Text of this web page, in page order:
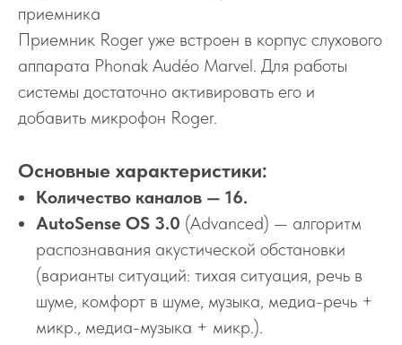
приемника
Приемник Roger уже встроен в корпус слухового
аппарата Phonak Audéo Marvel. Для работы
системы достаточно активировать его и
добавить микрофон Roger.
Основные характеристики:
Количество каналов — 16.
AutoSense OS 3.0 (Advanced) — алгоритм
распознавания акустической обстановки
(варианты ситуаций: тихая ситуация, речь в
шуме, комфорт в шуме, музыка, медиа-речь +
микр., медиа-музыка + микр.).